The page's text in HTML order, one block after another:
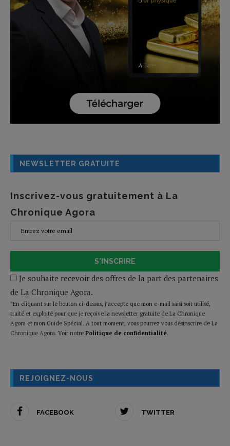
NEWSLETTER GRATUITE
Inscrivez-vous gratuitement à La
Chronique Agora
S'INSCRIRE
Je souhaite recevoir des offres de la part des partenaires
de La Chronique Agora.
*En cliquant sur le bouton ci-dessus, j’accepte que mon e-mail saisi soit utilisé,
traité et exploité pour que je reçoive la newsletter gratuite de La Chronique
Agora et mon Guide Spécial. A tout moment, vous pourrez vous désinscrire de La
Chronique Agora. Voir notre Politique de confidentialité.
REJOIGNEZ-NOUS
FACEBOOK TWITTER